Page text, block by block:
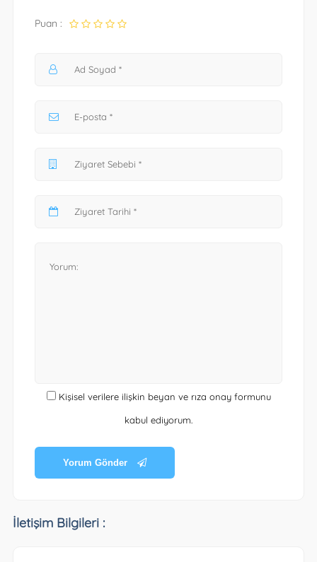
Puan :
Kişisel verilere ilişkin beyan ve rıza onay formunu
kabul ediyorum.
Yorum Gönder
İletişim Bilgileri :